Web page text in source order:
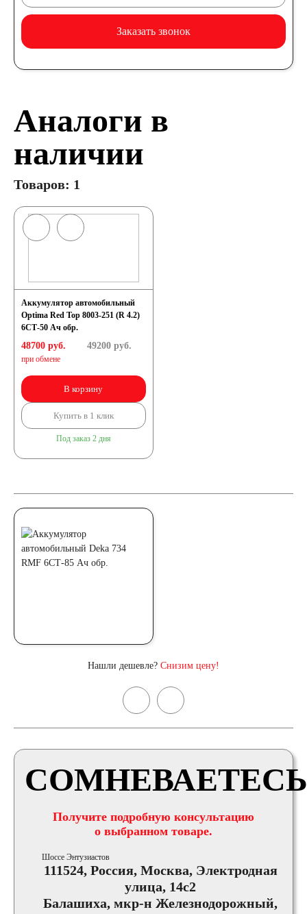
Заказать звонок
Аналоги в
наличии
Товаров: 1
Аккумулятор автомобильный
Optima Red Top 8003-251 (R 4.2)
6СТ-50 Ач обр.
48700 руб.
при обмене
49200руб.
В корзину
Купить в 1 клик
Под заказ 2 дня
Нашли дешевле? Снизим цену!
Получите подробную консультацию
о выбранном товаре.
Шоссе Энтузиастов
111524, Россия, Москва, Электродная
улица, 14с2
Балашиха, мкр-н Железнодорожный,